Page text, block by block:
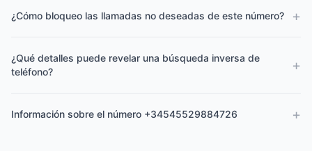
¿Cómo bloqueo las llamadas no deseadas de este número? +
¿Qué detalles puede revelar una búsqueda inversa de
teléfono?
+
Información sobre el número +34545529884726 +